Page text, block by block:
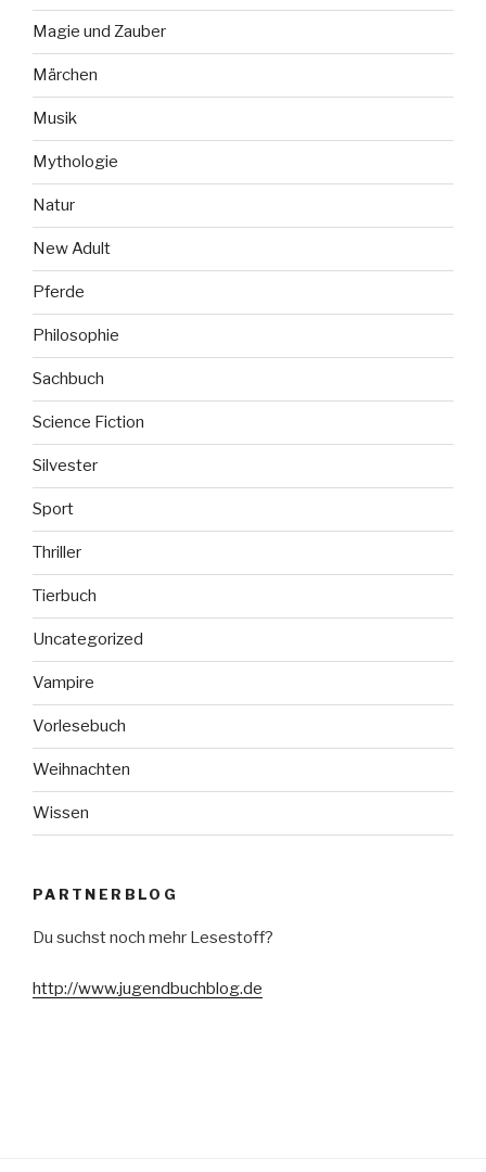
Magie und Zauber
Märchen
Musik
Mythologie
Natur
New Adult
Pferde
Philosophie
Sachbuch
Science Fiction
Silvester
Sport
Thriller
Tierbuch
Uncategorized
Vampire
Vorlesebuch
Weihnachten
Wissen
PARTNERBLOG
Du suchst noch mehr Lesestoff?
http://www.jugendbuchblog.de